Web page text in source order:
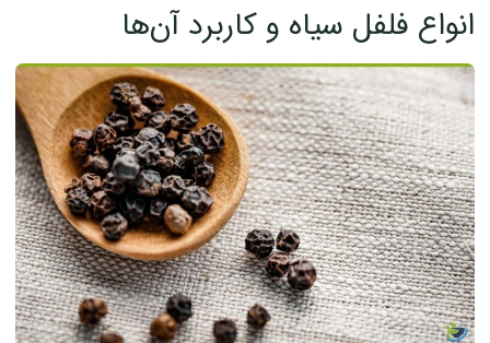
انواع فلفل سیاه و کاربرد آن‌ها